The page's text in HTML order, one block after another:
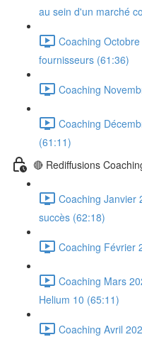
au sein d'un marché
Coaching
fournisseurs (61:36)
Coaching
Coaching
(61:11)
🔴 Rediffusions
Coaching Janvier
succès (62:18)
Coaching Février
Coaching Mars
Helium 10 (65:11)
Coaching Avril